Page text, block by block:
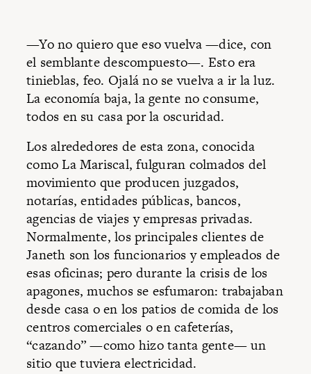
—Yo no quiero que eso vuelva —dice, con
el semblante descompuesto—. Esto era
tinieblas, feo. Ojalá no se vuelva a ir la luz.
La economía baja, la gente no consume,
todos en su casa por la oscuridad.
Los alrededores de esta zona, conocida
como La Mariscal, fulguran colmados del
movimiento que producen juzgados,
notarías, entidades públicas, bancos,
agencias de viajes y empresas privadas.
Normalmente, los principales clientes de
Janeth son los funcionarios y empleados de
esas oficinas; pero durante la crisis de los
apagones, muchos se esfumaron: trabajaban
desde casa o en los patios de comida de los
centros comerciales o en cafeterías,
“cazando” —como hizo tanta gente— un
sitio que tuviera electricidad.